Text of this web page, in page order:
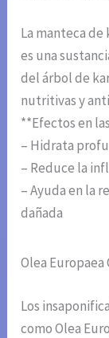
La manteca
es una
del árbol de
nutritivas y
**Efectos en
– Hidrata
– Reduce la
– Ayuda en la
dañada
Olea
Los
como Olea